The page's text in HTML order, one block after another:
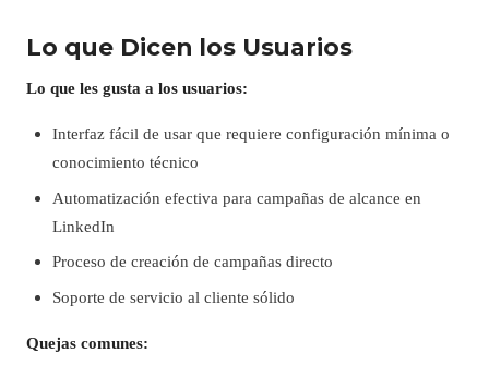
Lo que Dicen los Usuarios
Lo que les gusta a los usuarios:
Interfaz fácil de usar que requiere configuración mínima o
conocimiento técnico
Automatización efectiva para campañas de alcance en
LinkedIn
Proceso de creación de campañas directo
Soporte de servicio al cliente sólido
Quejas comunes: